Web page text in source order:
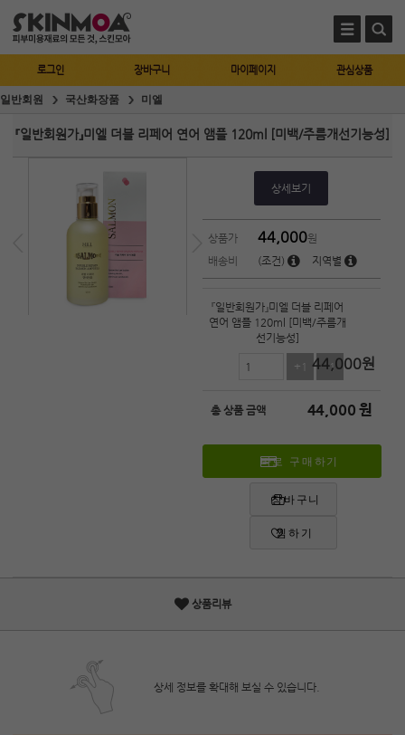
로그인 장바구니 마이페이지 관심상품
일반회원 국산화장품 미엘
『일반회원가』미엘 더블 리페어 연어 앰플 120ml [미백/주름개선기능성]
상세보기
상품가 44,000원
배송비
(조건) 지역별
『일반회원가』미엘 더블 리페어
연어 앰플 120ml [미백/주름개
선기능성]
+1 -1
44,000원
총 상품 금액 44,000 원
바로 구매하기
장바구니
찜하기
상품리뷰
상세 정보를 확대해 보실 수 있습니다.